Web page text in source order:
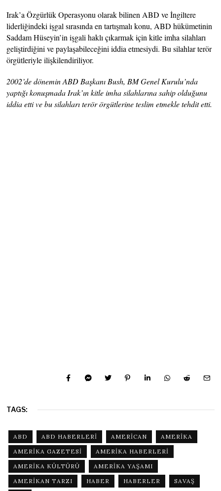
Irak’a Özgürlük Operasyonu olarak bilinen ABD ve İngiltere
liderliğindeki işgal sırasında en tartışmalı konu, ABD hükümetinin
Saddam Hüseyin’in işgali haklı çıkarmak için kitle imha silahları
geliştirdiğini ve paylaşabileceğini iddia etmesiydi. Bu silahlar terör
örgütleriyle ilişkilendiriliyor.
2002’de dönemin ABD Başkanı Bush, BM Genel Kurulu’nda
yaptığı konuşmada Irak’ın kitle imha silahlarına sahip olduğunu
iddia etti ve bu silahları terör örgütlerine teslim etmekle tehdit etti.
TAGS:
ABD ABD HABERLERI AMERICAN
AMERIKA
AMERIKA GAZETESI
AMERIKA HABERLERI
AMERIKA KÜLTÜRÜ
AMERIKA YAŞAMI
AMERIKAN TARZI
HABER HABERLER
SAVAŞ